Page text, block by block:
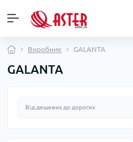
Виробник GALANTA
GALANTA